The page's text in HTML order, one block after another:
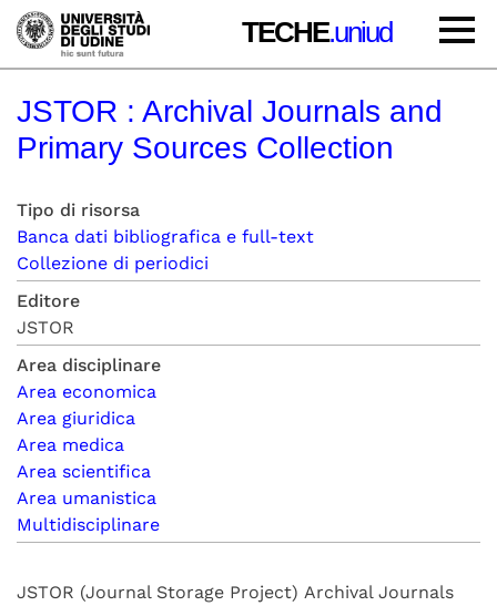
TECHE.uniud
JSTOR : Archival Journals and
Primary Sources Collection
Tipo di risorsa
Banca dati bibliografica e full-text
Collezione di periodici
Editore
JSTOR
Area disciplinare
Area economica
Area giuridica
Area medica
Area scientifica
Area umanistica
Multidisciplinare
JSTOR (Journal Storage Project) Archival Journals